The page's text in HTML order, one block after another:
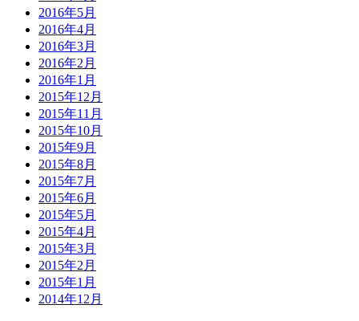
2016年5月
2016年4月
2016年3月
2016年2月
2016年1月
2015年12月
2015年11月
2015年10月
2015年9月
2015年8月
2015年7月
2015年6月
2015年5月
2015年4月
2015年3月
2015年2月
2015年1月
2014年12月